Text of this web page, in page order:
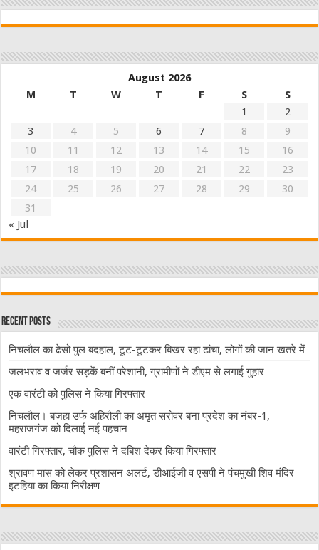
August 2026
M
T W T F S
S
1
2
3
4 5 6 7 8
9
10
11 12 13 14 15
16
17
18 19 20 21 22
23
24
25 26 27 28 29
30
31
« Jul
Recent Posts
निचलौल का ढेसो पुल बदहाल, टूट-टूटकर बिखर रहा ढांचा, लोगों की जान खतरे में
जलभराव व जर्जर सड़कें बनीं परेशानी, ग्रामीणों ने डीएम से लगाई गुहार
एक वारंटी को पुलिस ने किया गिरफ्तार
निचलौल। बजहा उर्फ अहिरौली का अमृत सरोवर बना प्रदेश का नंबर-1,
महराजगंज को दिलाई नई पहचान
वारंटी गिरफ्तार, चौक पुलिस ने दबिश देकर किया गिरफ्तार
श्रावण मास को लेकर प्रशासन अलर्ट, डीआईजी व एसपी ने पंचमुखी शिव मंदिर
इटहिया का किया निरीक्षण